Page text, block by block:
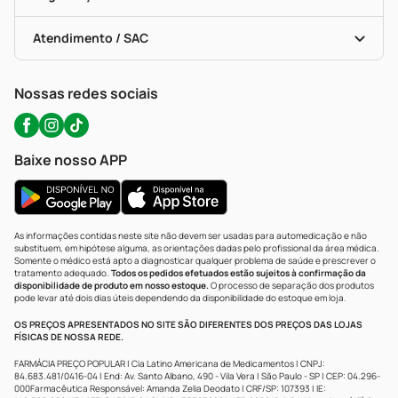
Troca E Devolução
Bulas De A A Z
Políticas De Marketplace
Testes Rápidos
Autoteste Covid-19
Certificado De Segurança
Portal Da Privacidade
Atendimento / SAC
WhatsApp (47) 9202-1687
Nossas redes sociais
Baixe nosso APP
As informações contidas neste site não devem ser usadas para automedicação e não
substituem, em hipótese alguma, as orientações dadas pelo profissional da área médica.
Somente o médico está apto a diagnosticar qualquer problema de saúde e prescrever o
tratamento adequado. Todos os pedidos efetuados estão sujeitos à confirmação da
disponibilidade de produto em nosso estoque.O processo de separação dos produtos
pode levar até dois dias úteis dependendo da disponibilidade do estoque em loja.
OS PREÇOS APRESENTADOS NO SITE SÃO DIFERENTES DOS PREÇOS DAS LOJAS
FÍSICAS DE NOSSA REDE.
FARMÁCIA PREÇO POPULAR | Cia Latino Americana de Medicamentos | CNPJ:
84.683.481/0416-04 | End: Av. Santo Albano, 490 - Vila Vera | São Paulo - SP | CEP: 04.296-
000Farmacêutica Responsável: Amanda Zelia Deodato | CRF/SP: 107393 | IE: